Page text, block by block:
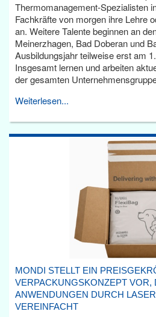
Thermomanagement-Spezialisten
Fachkräfte von morgen ihre Lehre
an. Weitere Talente beginnen an
Meinerzhagen, Bad Doberan und
Ausbildungsjahr teilweise erst am
Insgesamt lernen und arbeiten
der gesamten
Weiterlesen...
MONDI STELLT EIN
VERPACKUNGSKONZEPT VOR,
ANWENDUNGEN DURCH
VEREINFACHT